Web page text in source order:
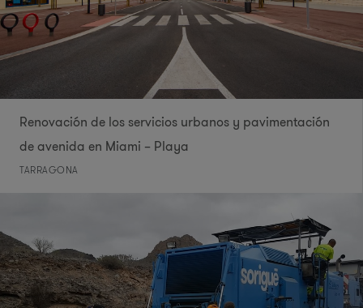
Renovación de los servicios urbanos y pavimentación
de avenida en Miami – Playa
TARRAGONA